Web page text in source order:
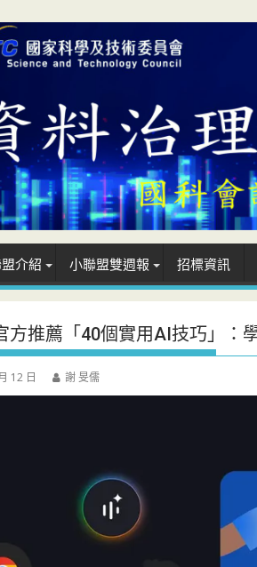
介紹 小聯盟雙週報 招標資訊
方推薦「40個實用AI技巧」：
12 日 謝 旻儒